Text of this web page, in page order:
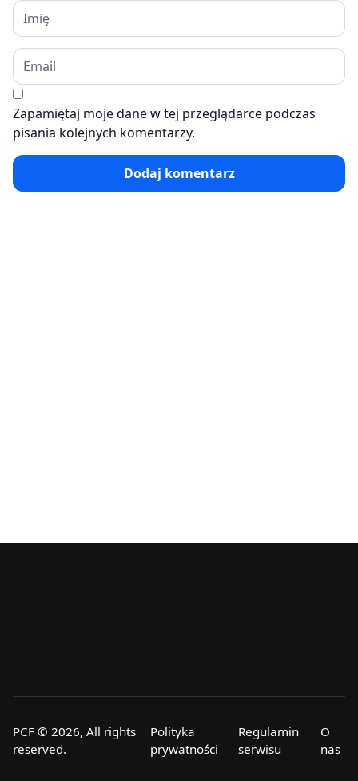
Zapamiętaj moje dane w tej przeglądarce podczas
pisania kolejnych komentarzy.
Dodaj komentarz
PCF © 2026, All rights
reserved.
Polityka
prywatności
Regulamin
serwisu
O
nas